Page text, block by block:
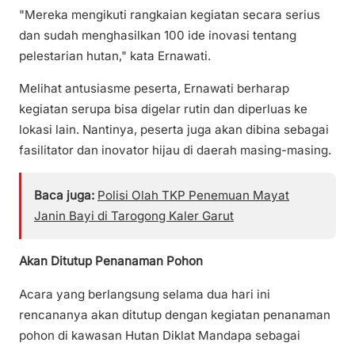
"Mereka mengikuti rangkaian kegiatan secara serius
dan sudah menghasilkan 100 ide inovasi tentang
pelestarian hutan," kata Ernawati.
Melihat antusiasme peserta, Ernawati berharap
kegiatan serupa bisa digelar rutin dan diperluas ke
lokasi lain. Nantinya, peserta juga akan dibina sebagai
fasilitator dan inovator hijau di daerah masing-masing.
Baca juga: Polisi Olah TKP Penemuan Mayat
Janin Bayi di Tarogong Kaler Garut
Akan Ditutup Penanaman Pohon
Acara yang berlangsung selama dua hari ini
rencananya akan ditutup dengan kegiatan penanaman
pohon di kawasan Hutan Diklat Mandapa sebagai